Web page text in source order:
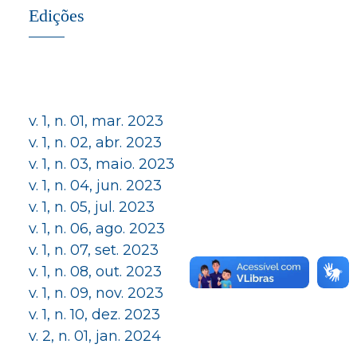
Edições
v. 1, n. 01, mar. 2023
v. 1, n. 02, abr. 2023
v. 1, n. 03, maio. 2023
v. 1, n. 04, jun. 2023
v. 1, n. 05, jul. 2023
v. 1, n. 06, ago. 2023
v. 1, n. 07, set. 2023
v. 1, n. 08, out. 2023
v. 1, n. 09, nov. 2023
v. 1, n. 10, dez. 2023
v. 2, n. 01, jan. 2024